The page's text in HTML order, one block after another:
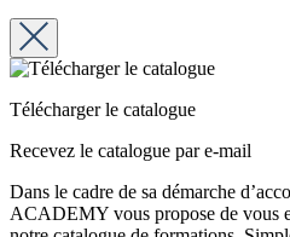
Télécharger le catalogue
Recevez le catalogue par e-mail
Dans le cadre de sa démarche
ACADEMY vous propose de vous